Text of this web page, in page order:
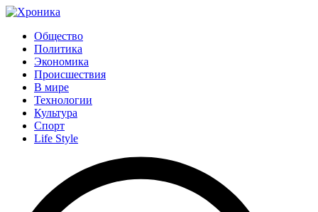
Общество
Политика
Экономика
Происшествия
В мире
Технологии
Культура
Спорт
Life Style